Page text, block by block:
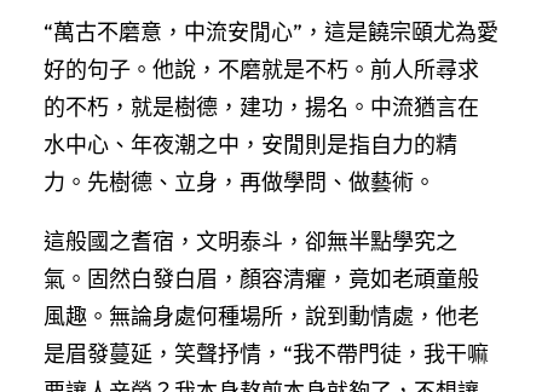
“萬古不磨意，中流安閒心”，這是饒宗頤尤為愛
好的句子。他說，不磨就是不朽。前人所尋求
的不朽，就是樹德，建功，揚名。中流猶言在
水中心、年夜潮之中，安閒則是指自力的精
力。先樹德、立身，再做學問、做藝術。
這般國之耆宿，文明泰斗，卻無半點學究之
氣。固然白發白眉，顏容清癯，竟如老頑童般
風趣。無論身處何種場所，說到動情處，他老
是眉發蔓延，笑聲抒情，“我不帶門徒，我干嘛